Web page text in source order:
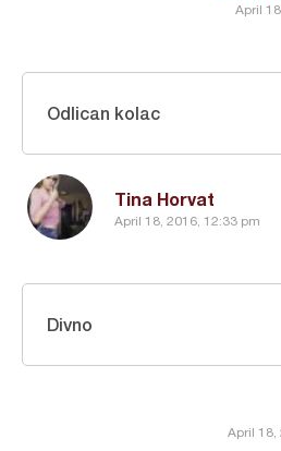
April
Tina Horvat
April 18, 2016, 12:33 pm
Odlican kolac
April 18,
Divno